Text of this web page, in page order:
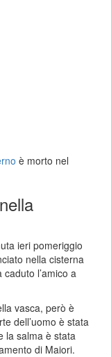
è morto nel
ieri pomeriggio
nella cisterna
l’amico a
vasca, però è
dell’uomo è stata
la salma è stata
di Maiori.